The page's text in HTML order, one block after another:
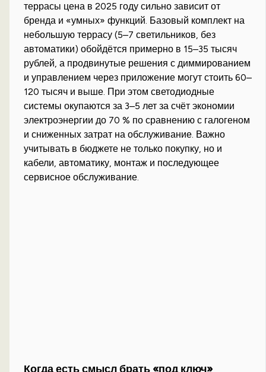
террасы цена в 2025 году сильно зависит от
бренда и «умных» функций. Базовый комплект на
небольшую террасу (5–7 светильников, без
автоматики) обойдётся примерно в 15–35 тысяч
рублей, а продвинутые решения с диммированием
и управлением через приложение могут стоить 60–
120 тысяч и выше. При этом светодиодные
системы окупаются за 3–5 лет за счёт экономии
электроэнергии до 70 % по сравнению с галогеном
и сниженных затрат на обслуживание. Важно
учитывать в бюджете не только покупку, но и
кабели, автоматику, монтаж и последующее
сервисное обслуживание.
Когда есть смысл брать «под ключ»